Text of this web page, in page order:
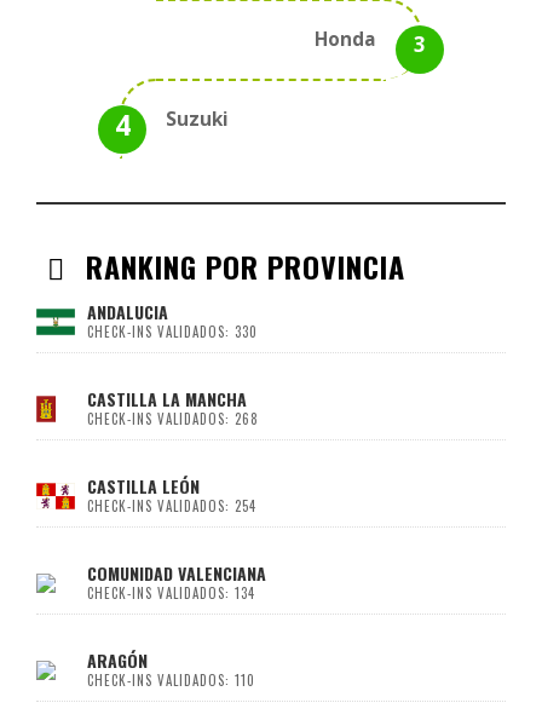
Honda
Suzuki
RANKING POR PROVINCIA
ANDALUCIA
CHECK-INS VALIDADOS: 330
CASTILLA LA MANCHA
CHECK-INS VALIDADOS: 268
CASTILLA LEÓN
CHECK-INS VALIDADOS: 254
COMUNIDAD VALENCIANA
CHECK-INS VALIDADOS: 134
ARAGÓN
CHECK-INS VALIDADOS: 110